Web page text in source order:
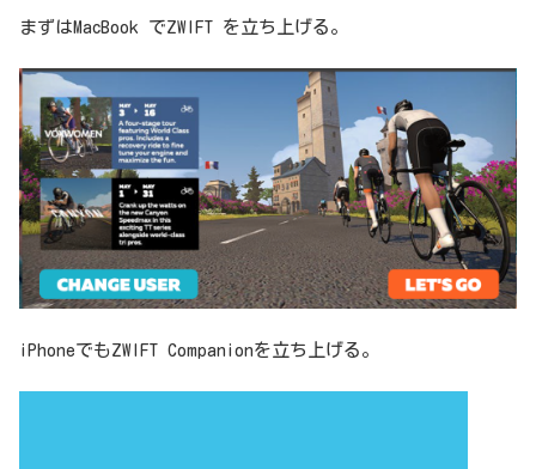
まずはMacBook でZWIFT を立ち上げる。
iPhoneでもZWIFT Companionを立ち上げる。